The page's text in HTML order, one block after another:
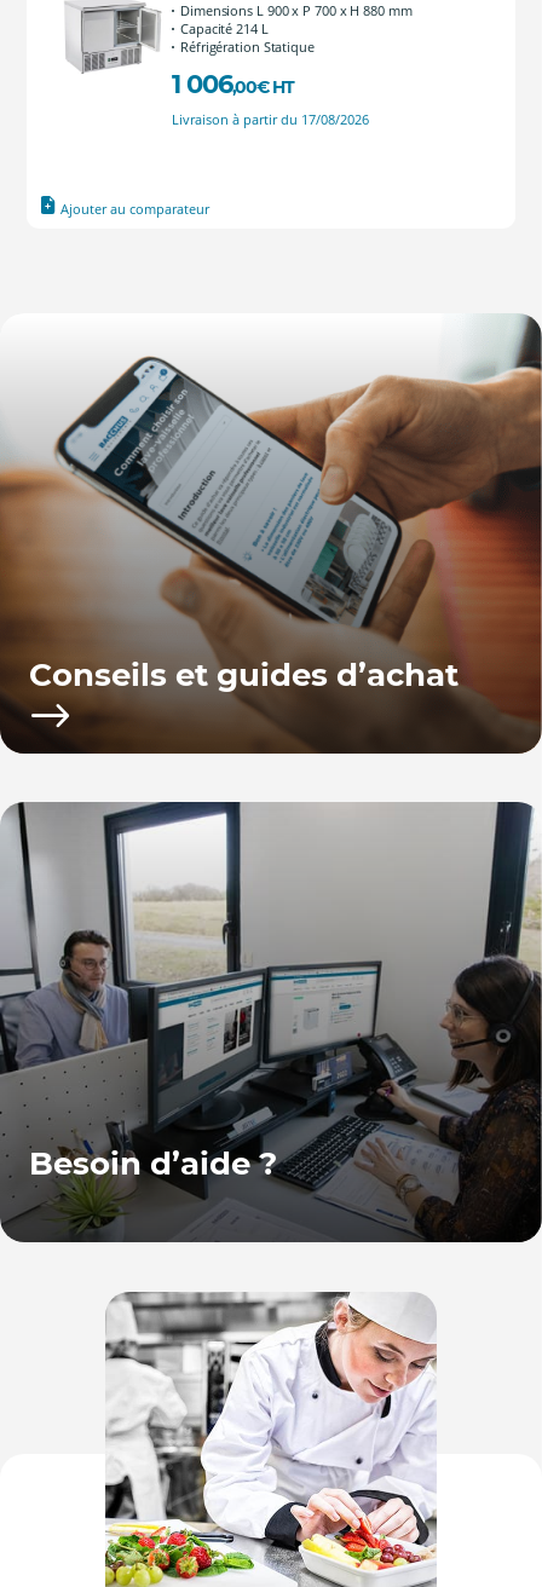
Dimensions L 900 x P 700 x H 880 mm
Capacité 214 L
Réfrigération Statique
1 006,00€ HT
Livraison à partir du 17/08/2026
Ajouter au comparateur
Conseils et guides d’achat
Besoin d’aide ?